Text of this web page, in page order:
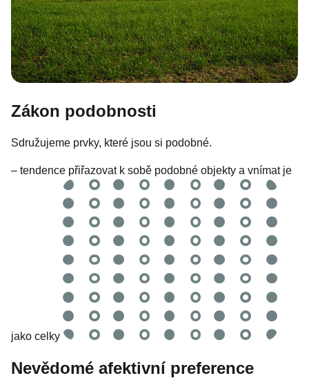
Zákon podobnosti
Sdružujeme prvky, které jsou si podobné.
– tendence přiřazovat k sobě podobné objekty a vnímat je
jako celky
Nevědomé afektivní preference